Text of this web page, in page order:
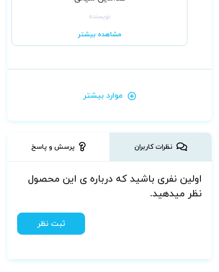
نویسنده
مشاهده بیشتر
موارد بیشتر
نظرات کاربران پرسش و پاسخ
اولین نفری باشید که درباره ی این محصول
نظر میدهید.
ثبت نظر